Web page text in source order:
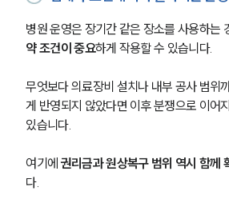
병원 운영은 장기간 같은 장소를 사용하는
약 조건이 중요하게 작용할 수 있습니다.
무엇보다 의료장비 설치나 내부 공사 범위
게 반영되지 않았다면 이후 분쟁으로 이어
있습니다.
여기에 권리금과 원상복구 범위 역시 함께
다.